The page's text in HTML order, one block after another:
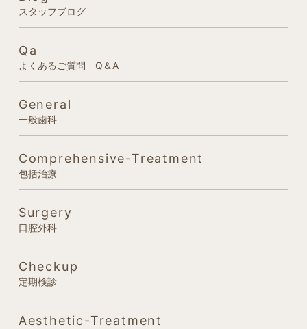
スタッフブログ
Qa
よくあるご質問 Q＆A
General
一般歯科
Comprehensive-Treatment
包括治療
Surgery
口腔外科
Checkup
定期検診
Aesthetic-Treatment